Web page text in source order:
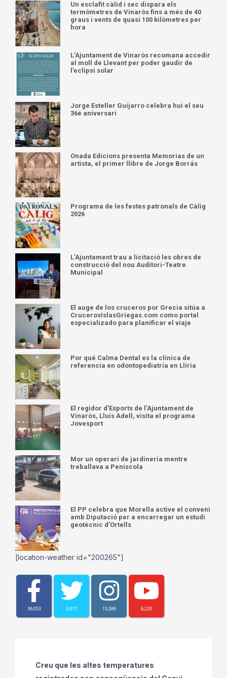
Un esclafit càlid i sec dispara els
termòmetres de Vinaròs fins a més de 40
graus i vents de quasi 100 kilòmetres per
hora
L’Ajuntament de Vinaròs recomana accedir
al moll de Llevant per poder gaudir de
l’eclipsi solar
Jorge Esteller Guijarro celebra hui el seu
36é aniversari
Onada Edicions presenta Memorias de un
artista, el primer llibre de Jorge Borrás
Programa de les festes patronals de Càlig
2026
L’Ajuntament trau a licitació les obres de
construcció del nou Auditori-Teatre
Municipal
El auge de los cruceros por Grecia sitúa a
CrucerosIslasGriegas.com como portal
especializado para planificar el viaje
Por qué Calma Dental es la clínica de
referencia en odontopediatría en Llíria
El regidor d’Esports de l’Ajuntament de
Vinaròs, Lluís Adell, visita el programa
Jovesport
Mor un operari de jardineria mentre
treballava a Peníscola
El PP celebra que Morella active el conveni
amb Diputació per a encarregar un estudi
geotècnic d’Ortells
[location-weather id="200265"]
36,053 3,917 13,389 6,220
Creu que les altes temperatures